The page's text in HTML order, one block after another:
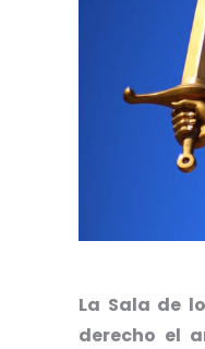
La Sala de
derecho el